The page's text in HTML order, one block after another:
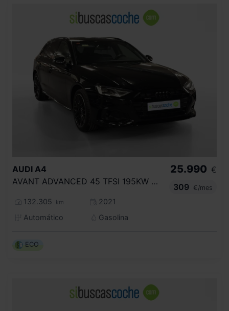
AUDI A4
AVANT ADVANCED 45 TFSI 195KW QUATT S TRO
132.305 km
2021
Automático
Gasolina
25.990 €
309
€/mes
ECO